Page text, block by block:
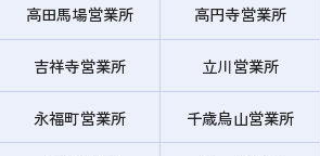
高田馬場営業所 高円寺営業所
吉祥寺営業所 立川営業所
永福町営業所 千歳烏山営業所